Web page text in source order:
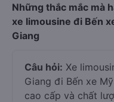
Những thắc mắc mà
xe limousine đi Bến
Giang
Câu hỏi: Xe
Giang đi Bến xe
cao cấp và chất